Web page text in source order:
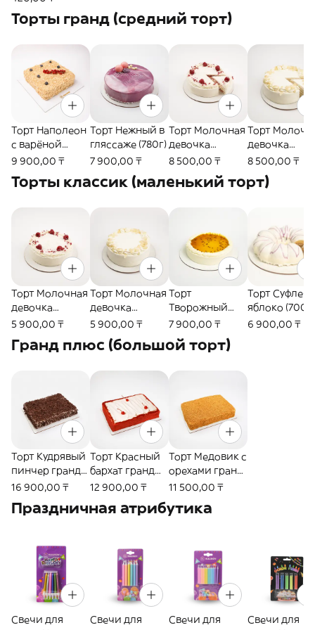
Торты гранд (средний торт)
Торт Наполеон
с варёной
сгущёнкой
9 900,00 ₸
Торт Нежный в
гляссаже (780г)
7 900,00 ₸
Торт Молочная
девочка
малина-кокос
8 500,00 ₸
Торт
девочка
сливки
(1020г)
8 500,00 ₸
Торты классик (маленький торт)
Торт Молочная
девочка
малина-кокос
5 900,00 ₸
Торт Молочная
девочка
сливки
классик (640г)
5 900,00 ₸
Торт
Творожный
манго-
классик (870г)
7 900,00 ₸
Торт Суфле-
яблоко (700г)
6 900,00 ₸
Гранд плюс (большой торт)
Торт Кудрявый
пинчер гранд
плюс (1800г)
16 900,00 ₸
Торт Красный
бархат гранд
плюс (1650г)
12 900,00 ₸
Торт Медовик с
орехами гранд
плюс (1500г)
11 500,00 ₸
Праздничная атрибутика
Свечи для
Свечи для
Свечи для
Свечи для